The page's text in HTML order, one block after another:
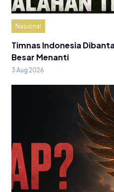
Nasional
Timnas Indonesia
Besar Menanti
3 Aug 2026